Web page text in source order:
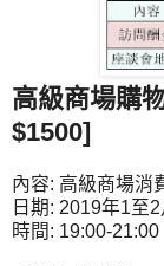
高級商場購
$1500]
內容: 高級商場消
日期: 2019年1至2
時間: 19:00-21:00